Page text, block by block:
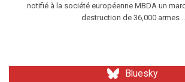
notifié à la société européenne MBDA un
destruction de 36,000 armes
Bluesky